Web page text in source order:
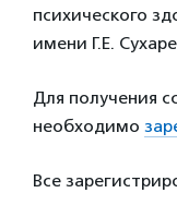
психического
имени Г.Е.
Для получения
необходимо
Все